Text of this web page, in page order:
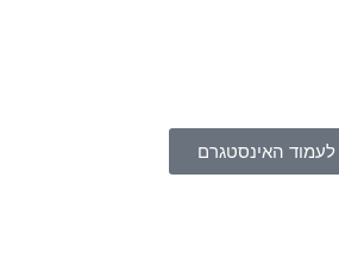
לעמוד האינסטגרם